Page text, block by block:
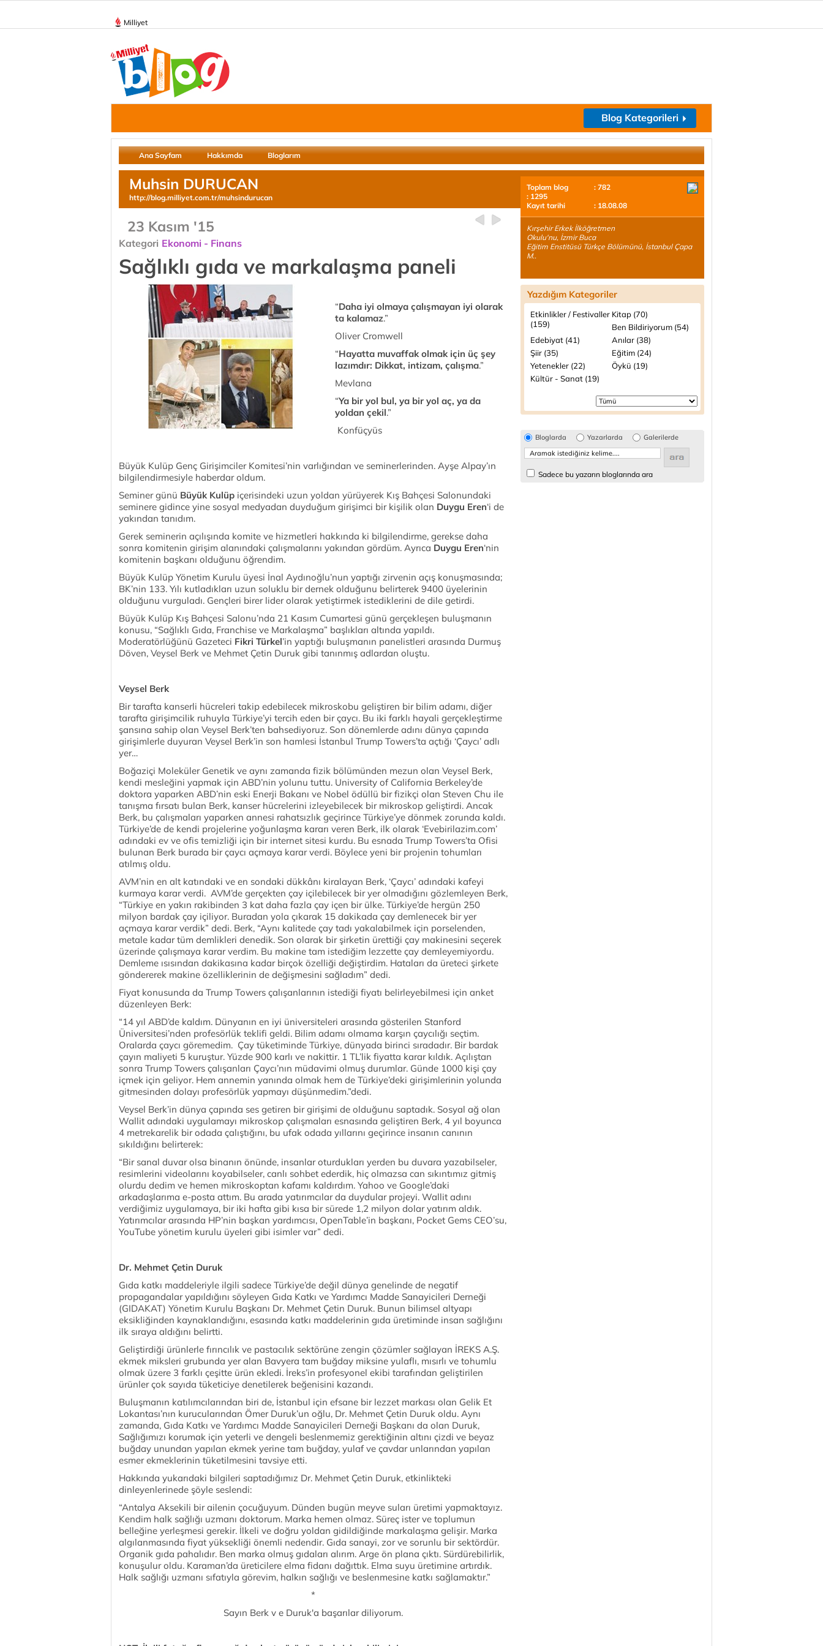
Milliyet
Blog Kategorileri
Ana Sayfam Hakkımda Bloglarım
Muhsin DURUCAN
http://blog.milliyet.com.tr/muhsindurucan
23 Kasım '15
Kategori Ekonomi - Finans
Sağlıklı gıda ve markalaşma paneli
“Daha iyi olmaya çalışmayan iyi olarak
ta kalamaz.”
Oliver Cromwell
“Hayatta muvaffak olmak için üç şey
lazımdır: Dikkat, intizam, çalışma.”
Mevlana
“Ya bir yol bul, ya bir yol aç, ya da
yoldan çekil.”
Konfüçyüs
Büyük Kulüp Genç Girişimciler Komitesi’nin varlığından ve seminerlerinden. Ayşe Alpay’ın
bilgilendirmesiyle haberdar oldum.
Seminer günü Büyük Kulüp içerisindeki uzun yoldan yürüyerek Kış Bahçesi Salonundaki
seminere gidince yine sosyal medyadan duyduğum girişimci bir kişilik olan Duygu Eren‘i de
yakından tanıdım.
Gerek seminerin açılışında komite ve hizmetleri hakkında ki bilgilendirme, gerekse daha
sonra komitenin girişim alanındaki çalışmalarını yakından gördüm. Ayrıca Duygu Eren‘nin
komitenin başkanı olduğunu öğrendim.
Büyük Kulüp Yönetim Kurulu üyesi İnal Aydınoğlu’nun yaptığı zirvenin açış konuşmasında;
BK’nin 133. Yılı kutladıkları uzun soluklu bir dernek olduğunu belirterek 9400 üyelerinin
olduğunu vurguladı. Gençleri birer lider olarak yetiştirmek istediklerini de dile getirdi.
Büyük Kulüp Kış Bahçesi Salonu’nda 21 Kasım Cumartesi günü gerçekleşen buluşmanın
konusu, “Sağlıklı Gıda, Franchise ve Markalaşma” başlıkları altında yapıldı.
Moderatörlüğünü Gazeteci Fikri Türkel’in yaptığı buluşmanın panelistleri arasında Durmuş
Döven, Veysel Berk ve Mehmet Çetin Duruk gibi tanınmış adlardan oluştu.
Veysel Berk
Bir tarafta kanserli hücreleri takip edebilecek mikroskobu geliştiren bir bilim adamı, diğer
tarafta girişimcilik ruhuyla Türkiye’yi tercih eden bir çaycı. Bu iki farklı hayali gerçekleştirme
şansına sahip olan Veysel Berk’ten bahsediyoruz. Son dönemlerde adını dünya çapında
girişimlerle duyuran Veysel Berk’in son hamlesi İstanbul Trump Towers’ta açtığı ‘Çaycı’ adlı
yer…
Boğaziçi Moleküler Genetik ve aynı zamanda fizik bölümünden mezun olan Veysel Berk,
kendi mesleğini yapmak için ABD’nin yolunu tuttu. University of California Berkeley’de
doktora yaparken ABD’nin eski Enerji Bakanı ve Nobel ödüllü bir fizikçi olan Steven Chu ile
tanışma fırsatı bulan Berk, kanser hücrelerini izleyebilecek bir mikroskop geliştirdi. Ancak
Berk, bu çalışmaları yaparken annesi rahatsızlık geçirince Türkiye’ye dönmek zorunda kaldı.
Türkiye’de de kendi projelerine yoğunlaşma kararı veren Berk, ilk olarak ‘Evebirilazim.com’
adındaki ev ve ofis temizliği için bir internet sitesi kurdu. Bu esnada Trump Towers’ta Ofisi
bulunan Berk burada bir çaycı açmaya karar verdi. Böylece yeni bir projenin tohumları
atılmış oldu.
AVM’nin en alt katındaki ve en sondaki dükkânı kiralayan Berk, ‘Çaycı’ adındaki kafeyi
kurmaya karar verdi. AVM’de gerçekten çay içilebilecek bir yer olmadığını gözlemleyen Berk,
“Türkiye en yakın rakibinden 3 kat daha fazla çay içen bir ülke. Türkiye’de hergün 250
milyon bardak çay içiliyor. Buradan yola çıkarak 15 dakikada çay demlenecek bir yer
açmaya karar verdik” dedi. Berk, “Aynı kalitede çay tadı yakalabilmek için porselenden,
metale kadar tüm demlikleri denedik. Son olarak bir şirketin ürettiği çay makinesini seçerek
üzerinde çalışmaya karar verdim. Bu makine tam istediğim lezzette çay demleyemiyordu.
Demleme ısısından dakikasına kadar birçok özelliği değiştirdim. Hataları da üreteci şirkete
göndererek makine özelliklerinin de değişmesini sağladım” dedi.
Fiyat konusunda da Trump Towers çalışanlarının istediği fiyatı belirleyebilmesi için anket
düzenleyen Berk:
“14 yıl ABD’de kaldım. Dünyanın en iyi üniversiteleri arasında gösterilen Stanford
Üniversitesi’nden profesörlük teklifi geldi. Bilim adamı olmama karşın çaycılığı seçtim.
Oralarda çaycı göremedim. Çay tüketiminde Türkiye, dünyada birinci sıradadır. Bir bardak
çayın maliyeti 5 kuruştur. Yüzde 900 karlı ve nakittir. 1 TL’lik fiyatta karar kıldık. Açılıştan
sonra Trump Towers çalışanları Çaycı’nın müdavimi olmuş durumlar. Günde 1000 kişi çay
içmek için geliyor. Hem annemin yanında olmak hem de Türkiye’deki girişimlerinin yolunda
gitmesinden dolayı profesörlük yapmayı düşünmedim.”dedi.
Veysel Berk’in dünya çapında ses getiren bir girişimi de olduğunu saptadık. Sosyal ağ olan
Wallit adındaki uygulamayı mikroskop çalışmaları esnasında geliştiren Berk, 4 yıl boyunca
4 metrekarelik bir odada çalıştığını, bu ufak odada yıllarını geçirince insanın canının
sıkıldığını belirterek:
“Bir sanal duvar olsa binanın önünde, insanlar oturdukları yerden bu duvara yazabilseler,
resimlerini videolarını koyabilseler, canlı sohbet ederdik, hiç olmazsa can sıkıntımız gitmiş
olurdu dedim ve hemen mikroskoptan kafamı kaldırdım. Yahoo ve Google’daki
arkadaşlarıma e-posta attım. Bu arada yatırımcılar da duydular projeyi. Wallit adını
verdiğimiz uygulamaya, bir iki hafta gibi kısa bir sürede 1,2 milyon dolar yatırım aldık.
Yatırımcılar arasında HP’nin başkan yardımcısı, OpenTable’in başkanı, Pocket Gems CEO’su,
YouTube yönetim kurulu üyeleri gibi isimler var” dedi.
Dr. Mehmet Çetin Duruk
Gıda katkı maddeleriyle ilgili sadece Türkiye’de değil dünya genelinde de negatif
propagandalar yapıldığını söyleyen Gıda Katkı ve Yardımcı Madde Sanayicileri Derneği
(GIDAKAT) Yönetim Kurulu Başkanı Dr. Mehmet Çetin Duruk. Bunun bilimsel altyapı
eksikliğinden kaynaklandığını, esasında katkı maddelerinin gıda üretiminde insan sağlığını
ilk sıraya aldığını belirtti.
Geliştirdiği ürünlerle fırıncılık ve pastacılık sektörüne zengin çözümler sağlayan İREKS A.Ş.
ekmek miksleri grubunda yer alan Bavyera tam buğday miksine yulaflı, mısırlı ve tohumlu
olmak üzere 3 farklı çeşitte ürün ekledi. İreks’in profesyonel ekibi tarafından geliştirilen
ürünler çok sayıda tüketiciye denetilerek beğenisini kazandı.
Buluşmanın katılımcılarından biri de, İstanbul için efsane bir lezzet markası olan Gelik Et
Lokantası’nın kurucularından Ömer Duruk’un oğlu, Dr. Mehmet Çetin Duruk oldu. Aynı
zamanda, Gıda Katkı ve Yardımcı Madde Sanayicileri Derneği Başkanı da olan Duruk,
Sağlığımızı korumak için yeterli ve dengeli beslenmemiz gerektiğinin altını çizdi ve beyaz
buğday unundan yapılan ekmek yerine tam buğday, yulaf ve çavdar unlarından yapılan
esmer ekmeklerinin tüketilmesini tavsiye etti.
Hakkında yukarıdaki bilgileri saptadığımız Dr. Mehmet Çetin Duruk, etkinlikteki
dinleyenlerinede şöyle seslendi:
“Antalya Aksekili bir ailenin çocuğuyum. Dünden bugün meyve suları üretimi yapmaktayız.
Kendim halk sağlığı uzmanı doktorum. Marka hemen olmaz. Süreç ister ve toplumun
belleğine yerleşmesi gerekir. İlkeli ve doğru yoldan gidildiğinde markalaşma gelişir. Marka
algılanmasında fiyat yüksekliği önemli nedendir. Gıda sanayi, zor ve sorunlu bir sektördür.
Organik gıda pahalıdır. Ben marka olmuş gıdaları alırım. Arge ön plana çıktı. Sürdürebilirlik,
konuşulur oldu. Karaman’da üreticilere elma fidanı dağıttık. Elma suyu üretimine artırdık.
Halk sağlığı uzmanı sıfatıyla görevim, halkın sağlığı ve beslenmesine katkı sağlamaktır.”
*
Sayın Berk v e Duruk'a başarılar diliyorum.
Toplam blog
: 782
: 1295
Kayıt tarihi
: 18.08.08
Kırşehir Erkek İlköğretmen
Okulu'nu, İzmir Buca
Eğitim Enstitüsü Türkçe Bölümünü, İstanbul Çapa
M..
Yazdığım Kategoriler
Etkinlikler / Festivaller
(159)
Kitap (70)
Ben Bildiriyorum (54)
Edebiyat (41)
Anılar (38)
Şiir (35)
Eğitim (24)
Yetenekler (22)
Öykü (19)
Kültür - Sanat (19)
Bloglarda Yazarlarda Galerilerde
Sadece bu yazarın bloglarında ara